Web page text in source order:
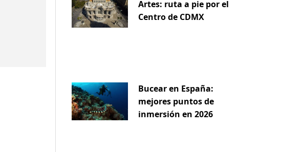
Artes: ruta a pie por el
Centro de CDMX
Bucear en España:
mejores puntos de
inmersión en 2026